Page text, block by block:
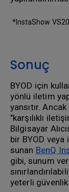
*InstaShow
Sonuç
BYOD için
yönlü iletim
yansıtır.
"karşılıklı
Bilgisayar
bir BYOD
sunan BenQ
gibi, sunum
yeterli